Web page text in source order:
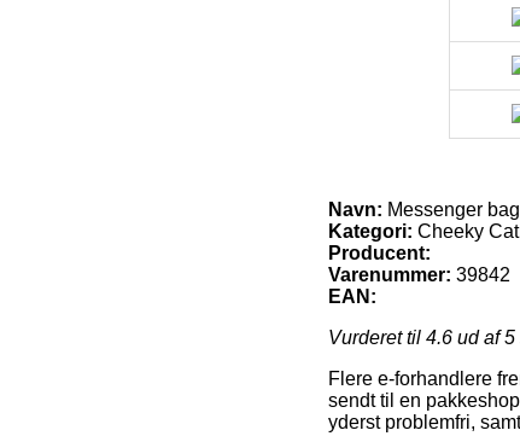
Navn: Messenger
Kategori: Cheeky
Producent:
Varenummer: 39842
EAN:
Vurderet til 4.6 ud af 5
Flere e-forhandlere
sendt til en
yderst problemfri,